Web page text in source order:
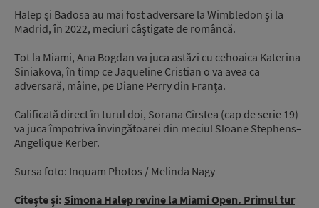
Halep și Badosa au mai fost adversare la Wimbledon şi la
Madrid, în 2022, meciuri câștigate de româncă.
Tot la Miami, Ana Bogdan va juca astăzi cu cehoaica Katerina
Siniakova, în timp ce Jaqueline Cristian o va avea ca
adversară, mâine, pe Diane Perry din Franța.
Calificată direct în turul doi, Sorana Cîrstea (cap de serie 19)
va juca împotriva învingătoarei din meciul Sloane Stephens–
Angelique Kerber.
Sursa foto: Inquam Photos / Melinda Nagy
Citește și: Simona Halep revine la Miami Open. Primul tur